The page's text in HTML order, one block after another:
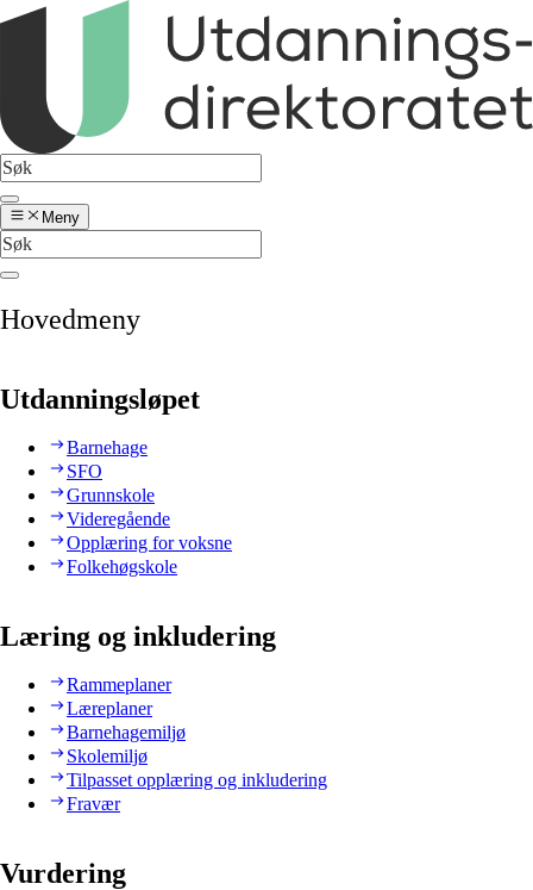
Meny
Hovedmeny
Utdanningsløpet
Barnehage
SFO
Grunnskole
Videregående
Opplæring for voksne
Folkehøgskole
Læring og inkludering
Rammeplaner
Læreplaner
Barnehagemiljø
Skolemiljø
Tilpasset opplæring og inkludering
Fravær
Vurdering